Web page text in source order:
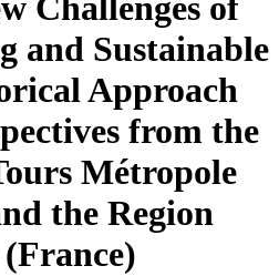
and Sustainable
Approach
from the
Métropole
the Region